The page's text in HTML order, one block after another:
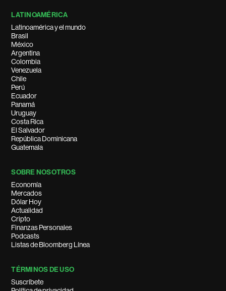
LATINOAMÉRICA
Latinoamérica y el mundo
Brasil
México
Argentina
Colombia
Venezuela
Chile
Perú
Ecuador
Panamá
Uruguay
Costa Rica
El Salvador
República Dominicana
Guatemala
SOBRE NOSOTROS
Economía
Mercados
Dólar Hoy
Actualidad
Cripto
Finanzas Personales
Podcasts
Listas de Bloomberg Línea
TÉRMINOS DE USO
Suscríbete